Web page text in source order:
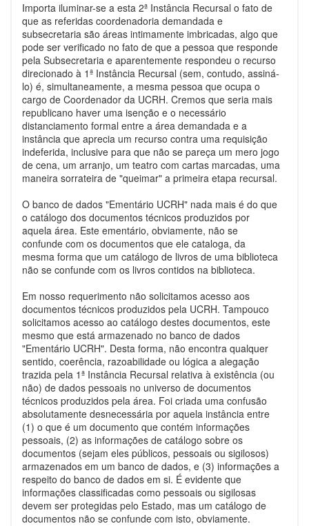
Importa iluminar-se a esta 2ª Instância Recursal o fato de
que as referidas coordenadoria demandada e
subsecretaria são áreas intimamente imbricadas, algo que
pode ser verificado no fato de que a pessoa que responde
pela Subsecretaria e aparentemente respondeu o recurso
direcionado à 1ª Instância Recursal (sem, contudo, assiná-
lo) é, simultaneamente, a mesma pessoa que ocupa o
cargo de Coordenador da UCRH. Cremos que seria mais
republicano haver uma isenção e o necessário
distanciamento formal entre a área demandada e a
instância que aprecia um recurso contra uma requisição
indeferida, inclusive para que não se pareça um mero jogo
de cena, um arranjo, um teatro com cartas marcadas, uma
maneira sorrateira de "queimar" a primeira etapa recursal.
O banco de dados "Ementário UCRH" nada mais é do que
o catálogo dos documentos técnicos produzidos por
aquela área. Este ementário, obviamente, não se
confunde com os documentos que ele cataloga, da
mesma forma que um catálogo de livros de uma biblioteca
não se confunde com os livros contidos na biblioteca.
Em nosso requerimento não solicitamos acesso aos
documentos técnicos produzidos pela UCRH. Tampouco
solicitamos acesso ao catálogo destes documentos, este
mesmo que está armazenado no banco de dados
"Ementário UCRH". Desta forma, não encontra qualquer
sentido, coerência, razoabilidade ou lógica a alegação
trazida pela 1ª Instância Recursal relativa à existência (ou
não) de dados pessoais no universo de documentos
técnicos produzidos pela área. Foi criada uma confusão
absolutamente desnecessária por aquela instância entre
(1) o que é um documento que contém informações
pessoais, (2) as informações de catálogo sobre os
documentos (sejam eles públicos, pessoais ou sigilosos)
armazenados em um banco de dados, e (3) informações a
respeito do banco de dados em si. É evidente que
informações classificadas como pessoais ou sigilosas
devem ser protegidas pelo Estado, mas um catálogo de
documentos não se confunde com isto, obviamente.